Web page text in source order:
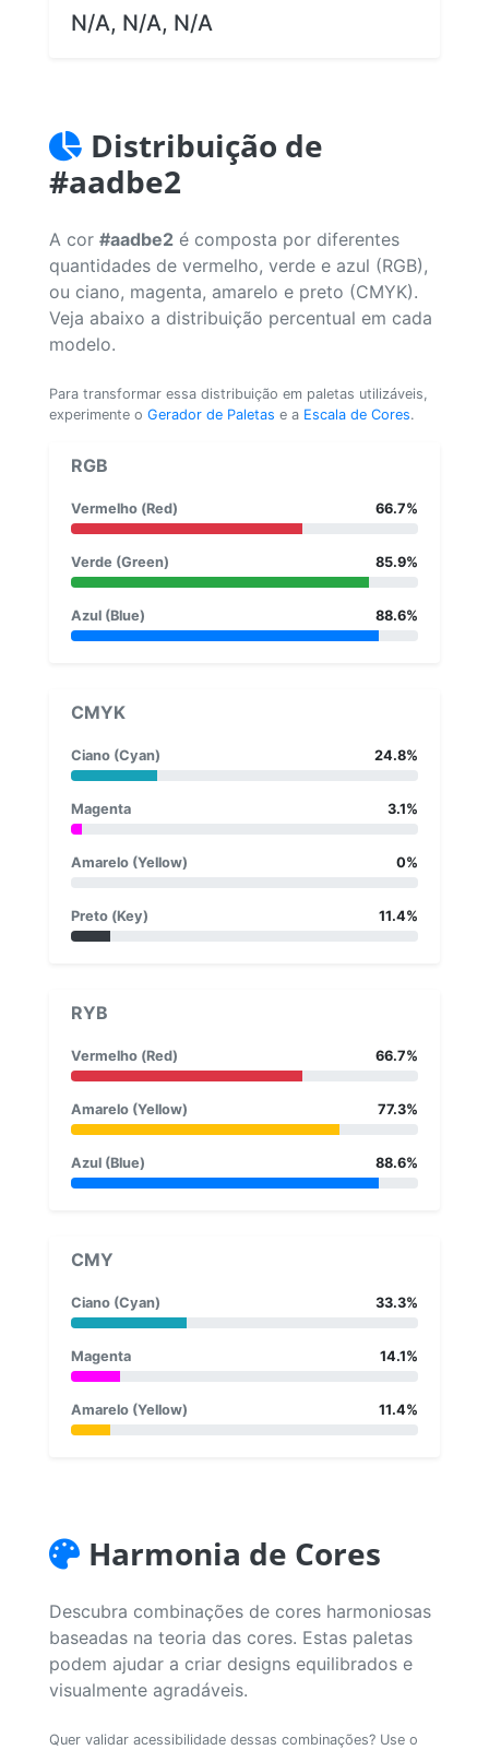
N/A, N/A, N/A
Distribuição de
#aadbe2
A cor #aadbe2 é composta por diferentes
quantidades de vermelho, verde e azul (RGB),
ou ciano, magenta, amarelo e preto (CMYK).
Veja abaixo a distribuição percentual em cada
modelo.
Para transformar essa distribuição em paletas utilizáveis,
experimente o Gerador de Paletas e a Escala de Cores.
RGB
Vermelho (Red) 66.7%
Verde (Green) 85.9%
Azul (Blue) 88.6%
CMYK
Ciano (Cyan) 24.8%
Magenta 3.1%
Amarelo (Yellow) 0%
Preto (Key) 11.4%
RYB
Vermelho (Red) 66.7%
Amarelo (Yellow) 77.3%
Azul (Blue) 88.6%
CMY
Ciano (Cyan) 33.3%
Magenta 14.1%
Amarelo (Yellow) 11.4%
Harmonia de Cores
Descubra combinações de cores harmoniosas
baseadas na teoria das cores. Estas paletas
podem ajudar a criar designs equilibrados e
visualmente agradáveis.
Quer validar acessibilidade dessas combinações? Use o